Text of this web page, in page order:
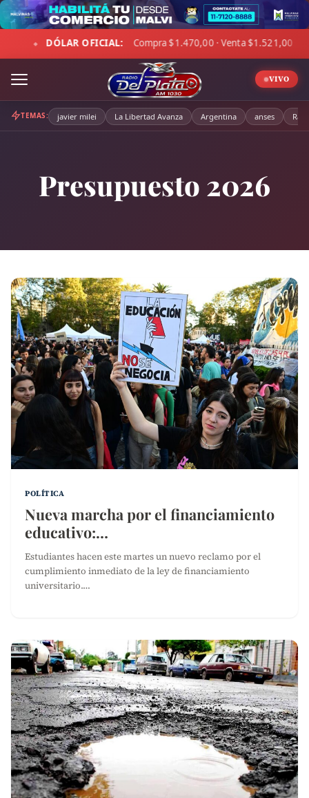
Skip
to
contentCompra $1.470,00 · Venta $1.521,00 ◆ ☁ LA PAMPA: 5°C
VIVO
TEMAS: javier milei La Libertad Avanza Argentina anses
Presupuesto 2026
POLÍTICA
Nueva marcha por el financiamiento
educativo:…
Estudiantes hacen este martes un nuevo reclamo por el
cumplimiento inmediato de la ley de financiamiento
universitario.…